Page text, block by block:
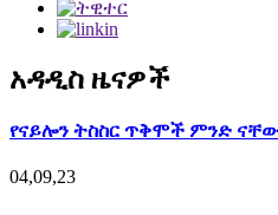
አዳዲስ ዜናዎች
የናይሎን ትስስር ጥቅሞች ምንድ
04,09,23